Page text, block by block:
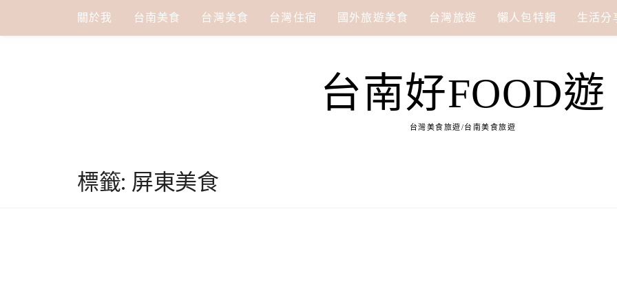
關於我 台南美食 台灣美食 台灣住宿 國外旅遊美食 台灣旅遊 懶人包特輯 生活分
台南好FOOD遊
台灣美食旅遊/台南美食旅遊
標籤: 屏東美食